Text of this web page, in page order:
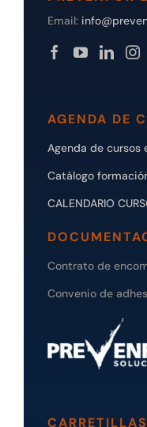
Email:
AGENDA DE
Agenda de cursos
Catálogo
CALENDARIO
Contrato de
Convenio de
CARRETILLAS